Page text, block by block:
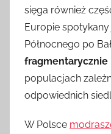
sięga również
Europie
Północnego po
fragmentarycznie
populacjach
odpowiednich
W Polsce